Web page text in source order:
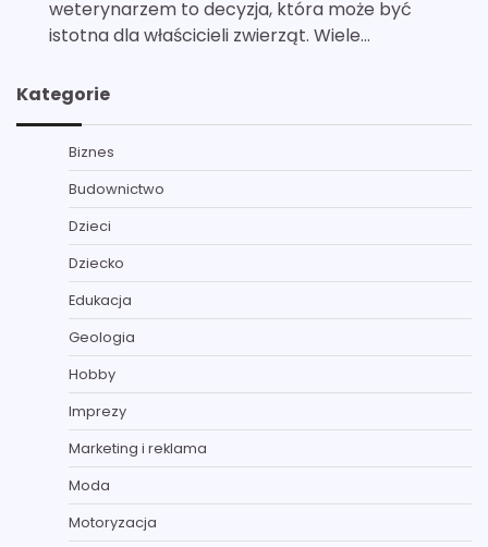
weterynarzem to decyzja, która może być
istotna dla właścicieli zwierząt. Wiele…
Kategorie
Biznes
Budownictwo
Dzieci
Dziecko
Edukacja
Geologia
Hobby
Imprezy
Marketing i reklama
Moda
Motoryzacja